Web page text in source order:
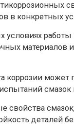
в конкретных
условиях
материалов
коррозии
смазок
свойства
деталей